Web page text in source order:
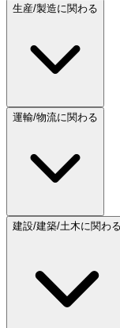
生産/製造に関わる
運輸/物流に関わる
建設/建築/土木に関わる